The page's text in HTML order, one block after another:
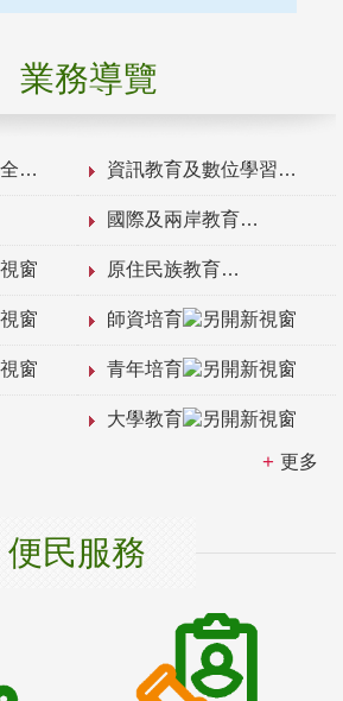
業務導覽
資訊教育及數位學習
國際及兩岸教育
原住民族教育
師資培育
青年培育
大學教育
更多
便民服務